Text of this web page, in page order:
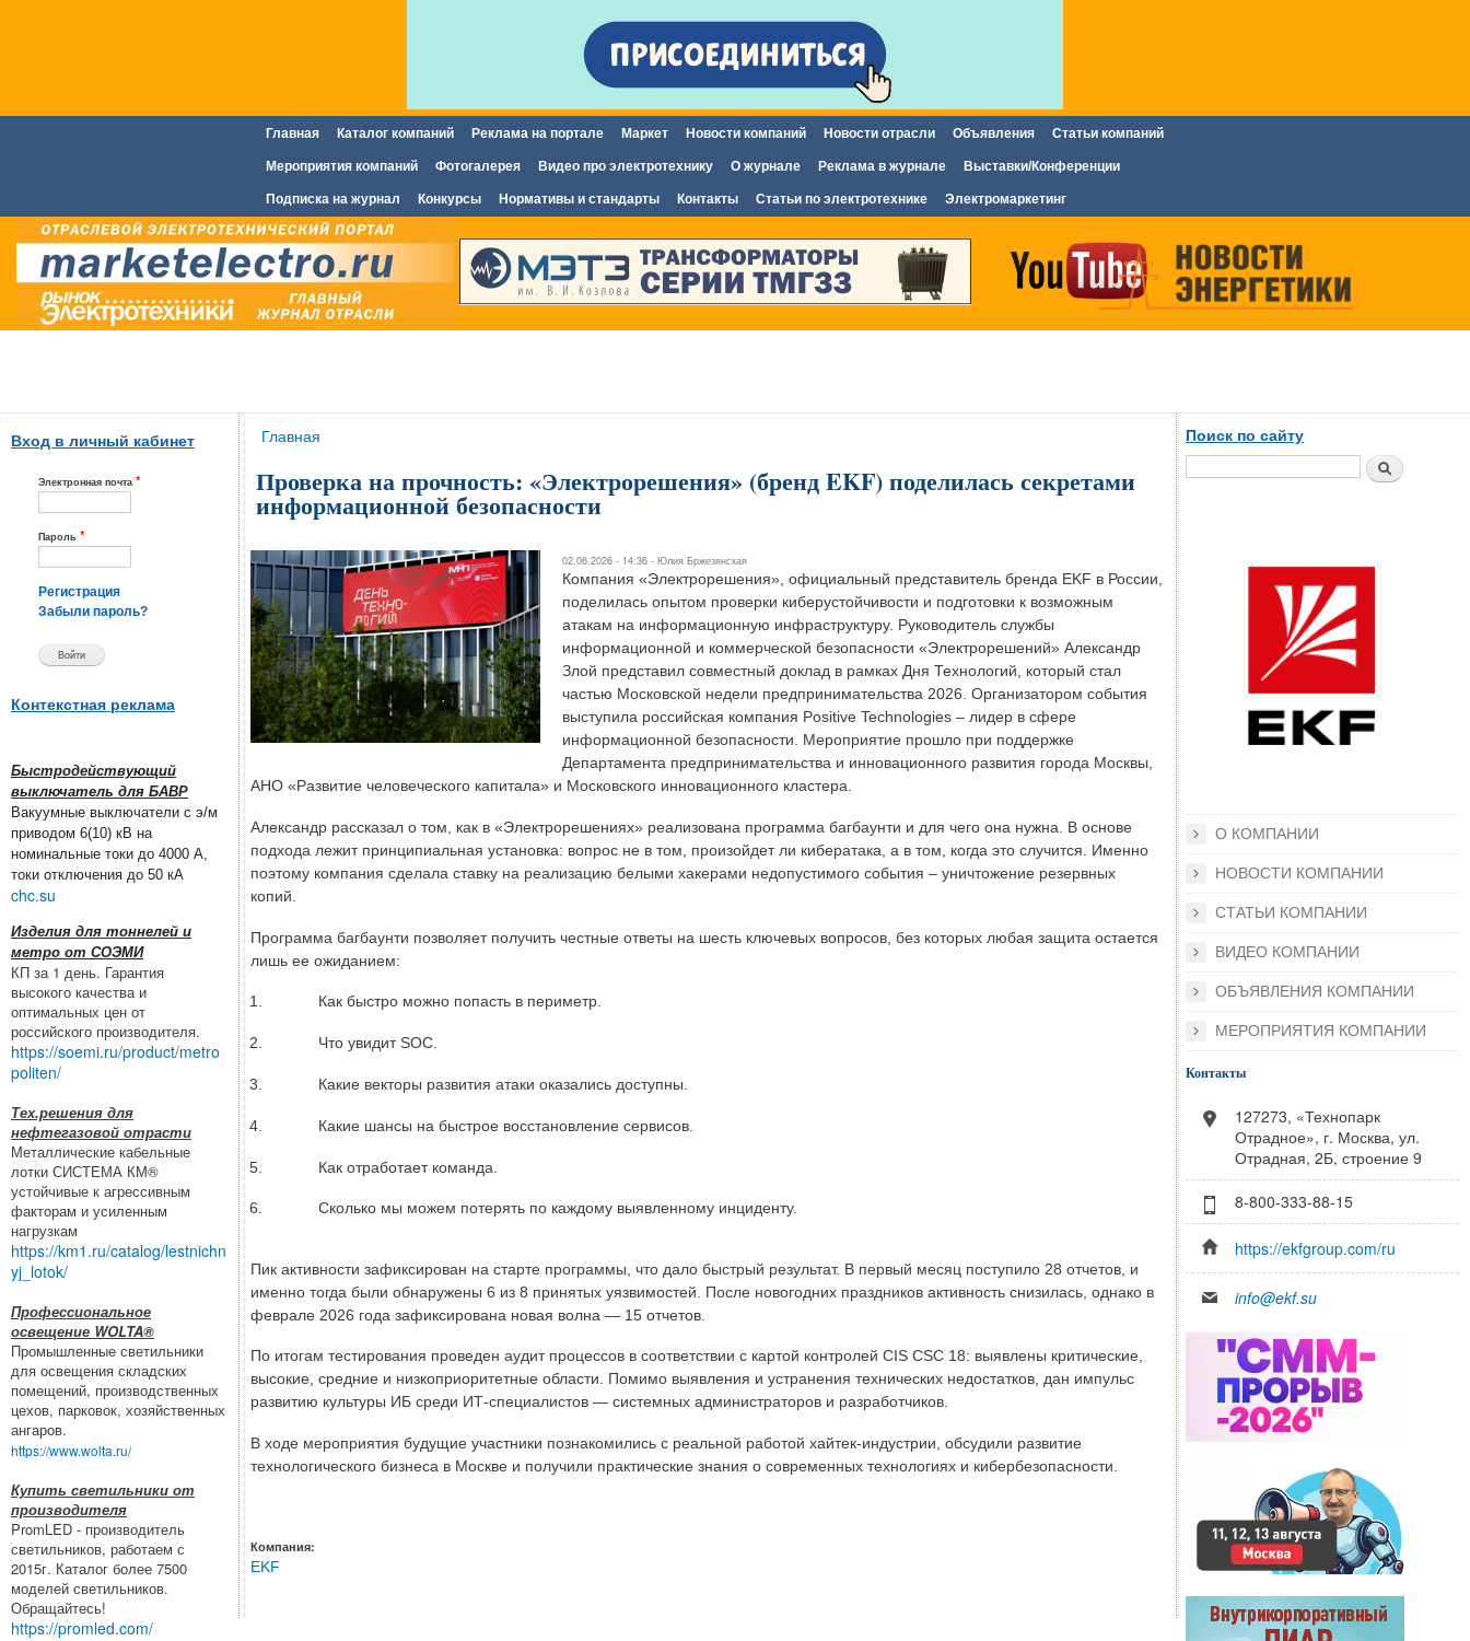
содержанию
Главное меню
Главная Каталог компаний Реклама на портале Маркет Новости компаний Новости отрасли Объявления Статьи компаний
Мероприятия компаний Фотогалерея Видео про электротехнику О журнале Реклама в журнале Выставки/Конференции
Подписка на журнал Конкурсы Нормативы и стандарты Контакты Статьи по электротехнике Электромаркетинг
Вход в личный кабинет
Электронная почта *
Пароль *
Регистрация
Забыли пароль?
Контекстная реклама
Быстродействующий
выключатель для БАВР
Вакуумные выключатели с э/м
приводом 6(10) кВ на
номинальные токи до 4000 А,
токи отключения до 50 кА
chc.su
Изделия для тоннелей и
метро от СОЭМИ
КП за 1 день. Гарантия
высокого качества и
оптимальных цен от
российского производителя.
https://soemi.ru/product/metro
politen/
Тех.решения для
нефтегазовой отрасти
Металлические кабельные
лотки СИСТЕМА КМ®
устойчивые к агрессивным
факторам и усиленным
нагрузкам
https://km1.ru/catalog/lestnichn
yj_lotok/
Профессиональное
освещение WOLTA®
Промышленные светильники
для освещения складских
помещений, производственных
цехов, парковок, хозяйственных
ангаров.
https://www.wolta.ru/
Купить светильники от
производителя
PromLED - производитель
светильников, работаем с
2015г. Каталог более 7500
моделей светильников.
Обращайтесь!
https://promled.com/
Вы здесь
Главная
Проверка на прочность: «Электрорешения» (бренд EKF) поделилась секретами
информационной безопасности
02.06.2026 - 14:36 - Юлия Бржезянская
Компания «Электрорешения», официальный представитель бренда EKF в России,
поделилась опытом проверки киберустойчивости и подготовки к возможным
атакам на информационную инфраструктуру. Руководитель службы
информационной и коммерческой безопасности «Электрорешений» Александр
Злой представил совместный доклад в рамках Дня Технологий, который стал
частью Московской недели предпринимательства 2026. Организатором события
выступила российская компания Positive Technologies – лидер в сфере
информационной безопасности. Мероприятие прошло при поддержке
Департамента предпринимательства и инновационного развития города Москвы,
АНО «Развитие человеческого капитала» и Московского инновационного кластера.
Александр рассказал о том, как в «Электрорешениях» реализована программа багбаунти и для чего она нужна. В основе
подхода лежит принципиальная установка: вопрос не в том, произойдет ли кибератака, а в том, когда это случится. Именно
поэтому компания сделала ставку на реализацию белыми хакерами недопустимого события – уничтожение резервных
копий.
Программа багбаунти позволяет получить честные ответы на шесть ключевых вопросов, без которых любая защита остается
лишь ее ожиданием:
Как быстро можно попасть в периметр.
Что увидит SOC.
Какие векторы развития атаки оказались доступны.
Какие шансы на быстрое восстановление сервисов.
Как отработает команда.
Сколько мы можем потерять по каждому выявленному инциденту.
Пик активности зафиксирован на старте программы, что дало быстрый результат. В первый месяц поступило 28 отчетов, и
именно тогда были обнаружены 6 из 8 принятых уязвимостей. После новогодних праздников активность снизилась, однако в
феврале 2026 года зафиксирована новая волна — 15 отчетов.
По итогам тестирования проведен аудит процессов в соответствии с картой контролей CIS CSC 18: выявлены критические,
высокие, средние и низкоприоритетные области. Помимо выявления и устранения технических недостатков, дан импульс
развитию культуры ИБ среди ИТ-специалистов — системных администраторов и разработчиков.
В ходе мероприятия будущие участники познакомились с реальной работой хайтек-индустрии, обсудили развитие
технологического бизнеса в Москве и получили практические знания о современных технологиях и кибербезопасности.
Компания:
EKF
Поиск по сайту
Поиск
О КОМПАНИИ
НОВОСТИ КОМПАНИИ
СТАТЬИ КОМПАНИИ
ВИДЕО КОМПАНИИ
ОБЪЯВЛЕНИЯ КОМПАНИИ
МЕРОПРИЯТИЯ КОМПАНИИ
Контакты
127273, «Технопарк
Отрадное», г. Москва, ул.
Отрадная, 2Б, строение 9
8-800-333-88-15
https://ekfgroup.com/ru
info@ekf.su